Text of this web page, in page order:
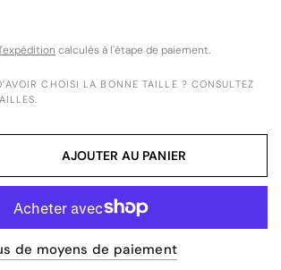
calculés à l'étape de paiement.
CHOISI LA BONNE TAILLE ? CONSULTEZ
AJOUTER AU PANIER
de moyens de paiement